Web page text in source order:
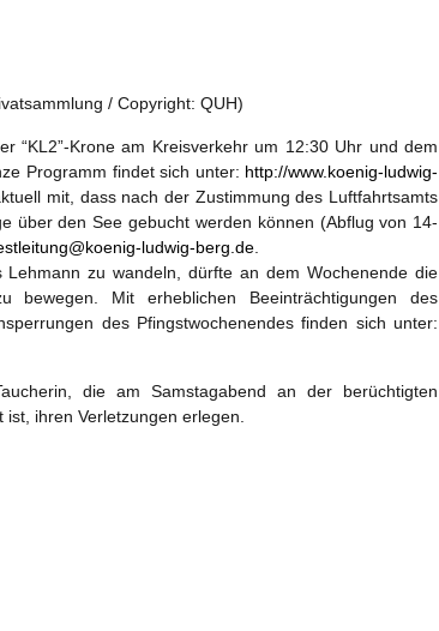
/ Copyright: QUH)
“KL2”-Krone am Kreisverkehr um 12:30 Uhr und dem
Programm findet sich unter: http://www.koenig-ludwig-
mit, dass nach der Zustimmung des Luftfahrtsamts
über den See gebucht werden können (Abflug von 14-
ludwig-berg.de
zu wandeln, dürfte an dem Wochenende die
Mit erheblichen Beeinträchtigungen des
des Pfingstwochenendes finden sich unter:
die am Samstagabend an der berüchtigten
ihren Verletzungen erlegen.